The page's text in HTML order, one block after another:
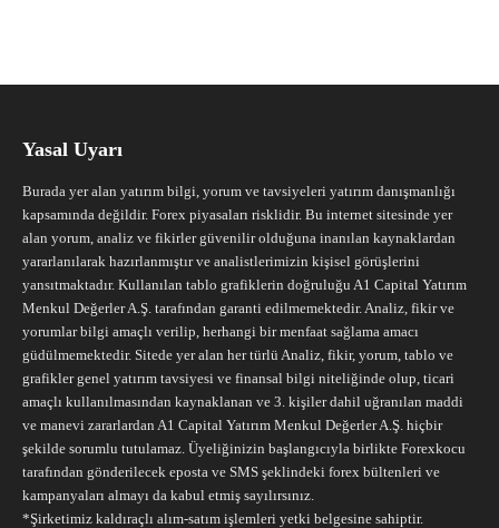
Yasal Uyarı
Burada yer alan yatırım bilgi, yorum ve tavsiyeleri yatırım danışmanlığı
kapsamında değildir. Forex piyasaları risklidir. Bu internet sitesinde yer
alan yorum, analiz ve fikirler güvenilir olduğuna inanılan kaynaklardan
yararlanılarak hazırlanmıştır ve analistlerimizin kişisel görüşlerini
yansıtmaktadır. Kullanılan tablo grafiklerin doğruluğu A1 Capital Yatırım
Menkul Değerler A.Ş. tarafından garanti edilmemektedir. Analiz, fikir ve
yorumlar bilgi amaçlı verilip, herhangi bir menfaat sağlama amacı
güdülmemektedir. Sitede yer alan her türlü Analiz, fikir, yorum, tablo ve
grafikler genel yatırım tavsiyesi ve finansal bilgi niteliğinde olup, ticari
amaçlı kullanılmasından kaynaklanan ve 3. kişiler dahil uğranılan maddi
ve manevi zararlardan A1 Capital Yatırım Menkul Değerler A.Ş. hiçbir
şekilde sorumlu tutulamaz. Üyeliğinizin başlangıcıyla birlikte Forexkocu
tarafından gönderilecek eposta ve SMS şeklindeki forex bültenleri ve
kampanyaları almayı da kabul etmiş sayılırsınız.
*Şirketimiz kaldıraçlı alım-satım işlemleri yetki belgesine sahiptir.